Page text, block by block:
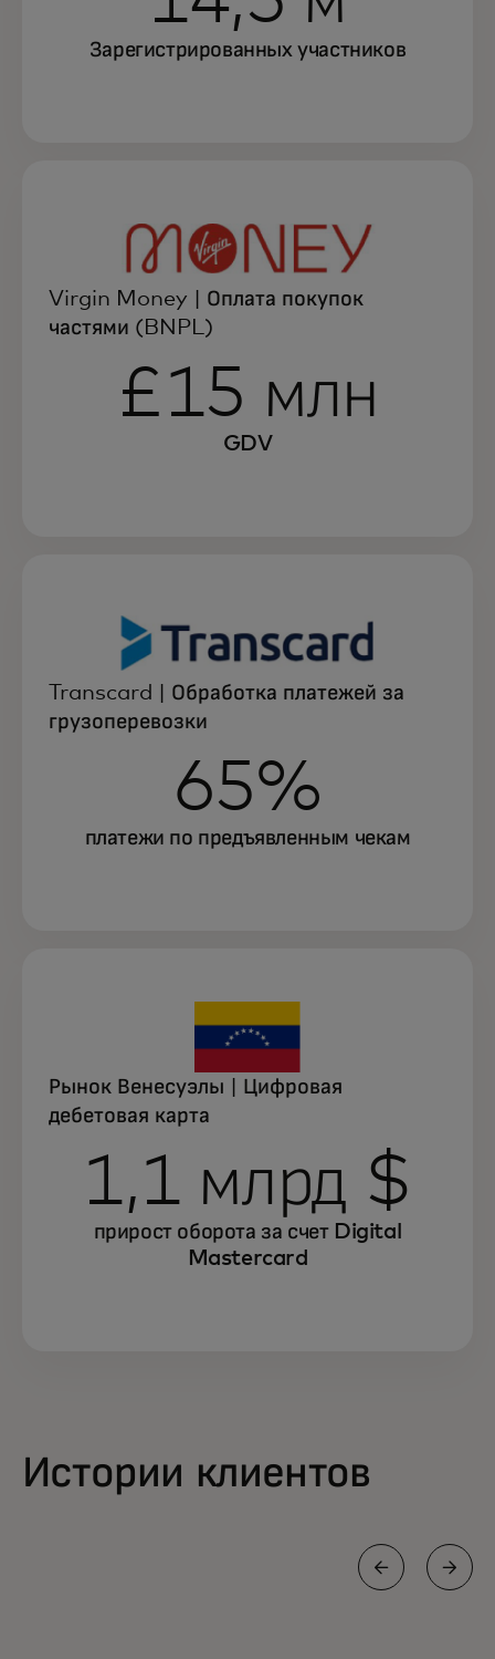
Зарегистрированных участников
Virgin Money | Оплата покупок
частями (BNPL)
£15 млн
GDV
Transcard | Обработка платежей за
грузоперевозки
65%
платежи по предъявленным чекам
Рынок Венесуэлы | Цифровая
дебетовая карта
1,1 млрд $
прирост оборота за счет Digital
Mastercard
Истории клиентов